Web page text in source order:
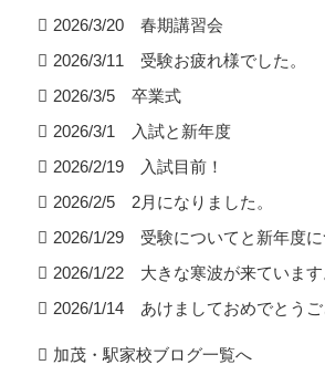
2026/3/20 春期講習会
2026/3/11 受験お疲れ様でした。
2026/3/5 卒業式
2026/3/1 入試と新年度
2026/2/19 入試目前！
2026/2/5 2月になりました。
2026/1/29 受験についてと新年度に
2026/1/22 大きな寒波が来ています
2026/1/14 あけましておめでとうご
加茂・駅家校ブログ一覧へ